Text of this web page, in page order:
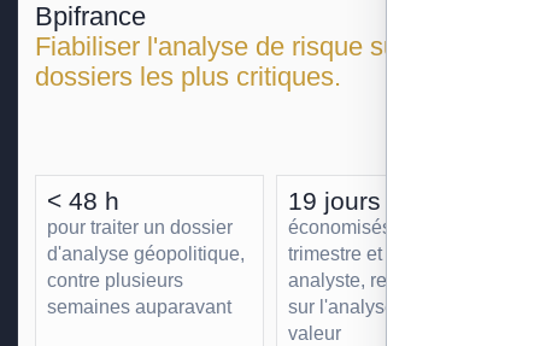
Bpifrance
Fiabiliser l'analyse de risque sur les
dossiers les plus critiques.
< 48 h
pour traiter un dossier
d'analyse géopolitique,
contre plusieurs
semaines auparavant
19 jours
économisés par
trimestre et par
analyste, redéployés
sur l'analyse à forte
valeur